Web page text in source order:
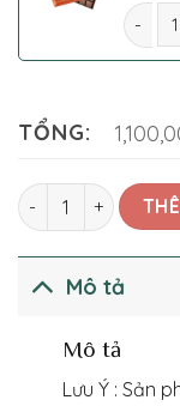
Kệ
TỔNG:
Kệ Hoa Chia Buồn
Mô tả
Mô tả
Lưu Ý : Sản